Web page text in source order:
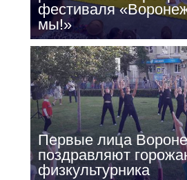
фестиваля
мы!»
Первые лица
поздравляют
физкультурника